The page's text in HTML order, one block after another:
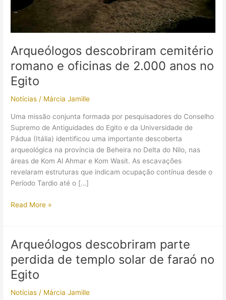
Arqueólogos descobriram cemitério
romano e oficinas de 2.000 anos no
Egito
Notícias / Márcia Jamille
Uma missão conjunta formada por pesquisadores do Conselho
Supremo de Antiguidades do Egito e da Universidade de
Pádua (Itália) identificou uma importante descoberta
arqueológica na província de Beheira no Delta do Nilo, nas
áreas de Kom Al Ahmar e Kom Wasit. As escavações
revelaram estruturas que indicam ocupação contínua desde o
Período Tardio até o […]
Arqueólogos
e
oficinas
de
2.000
anos
Read More »
Arqueólogos descobriram parte
perdida de templo solar de faraó no
Egito
Notícias / Márcia Jamille